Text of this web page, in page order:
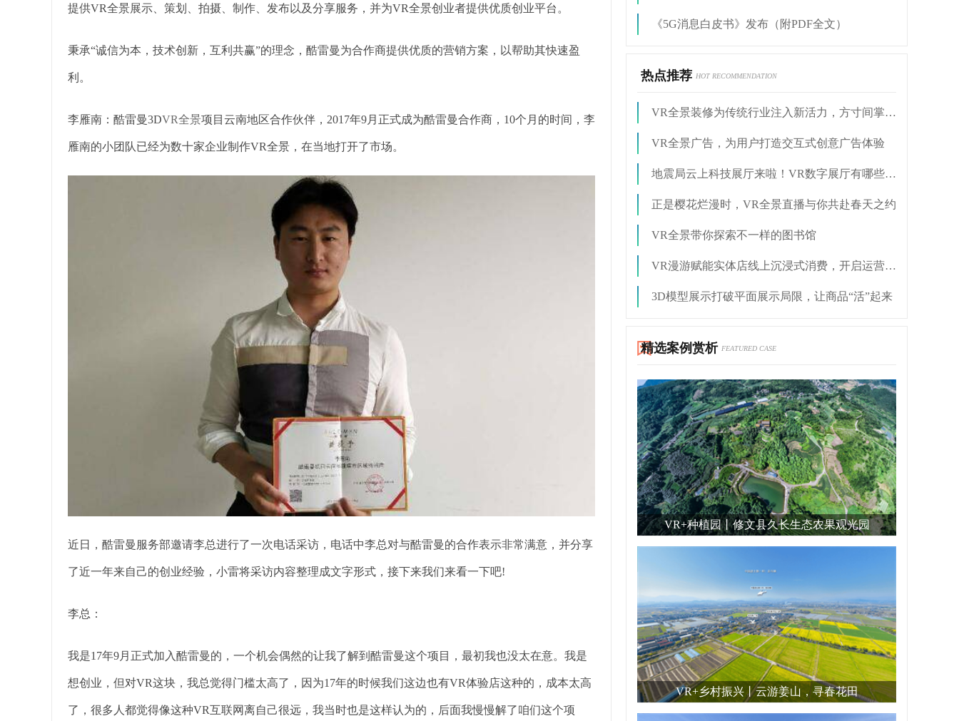
提供VR全景展示、策划、拍摄、制作、发布以及分享服务，并为VR全景创业者提供优质创业平台。
秉承“诚信为本，技术创新，互利共赢”的理念，酷雷曼为合作商提供优质的营销方案，以帮助其快速盈
利。
李雁南：酷雷曼3DVR全景项目云南地区合作伙伴，2017年9月正式成为酷雷曼合作商，10个月的时间，李
雁南的小团队已经为数十家企业制作VR全景，在当地打开了市场。
近日，酷雷曼服务部邀请李总进行了一次电话采访，电话中李总对与酷雷曼的合作表示非常满意，并分享
了近一年来自己的创业经验，小雷将采访内容整理成文字形式，接下来我们来看一下吧!
李总：
我是17年9月正式加入酷雷曼的，一个机会偶然的让我了解到酷雷曼这个项目，最初我也没太在意。我是
想创业，但对VR这块，我总觉得门槛太高了，因为17年的时候我们这边也有VR体验店这种的，成本太高
了，很多人都觉得像这种VR互联网离自己很远，我当时也是这样认为的，后面我慢慢解了咱们这个项
《5G消息白皮书》发布（附PDF全文）
热点推荐 HOT RECOMMENDATION
VR全景装修为传统行业注入新活力，方寸间掌控装修
VR全景广告，为用户打造交互式创意广告体验
地震局云上科技展厅来啦！VR数字展厅有哪些好处？
正是樱花烂漫时，VR全景直播与你共赴春天之约
VR全景带你探索不一样的图书馆
VR漫游赋能实体店线上沉浸式消费，开启运营新潮流
3D模型展示打破平面展示局限，让商品“活”起来
精选案例赏析 FEATURED CASE
VR+种植园丨修文县久长生态农果观光园
VR+乡村振兴丨云游姜山，寻春花田